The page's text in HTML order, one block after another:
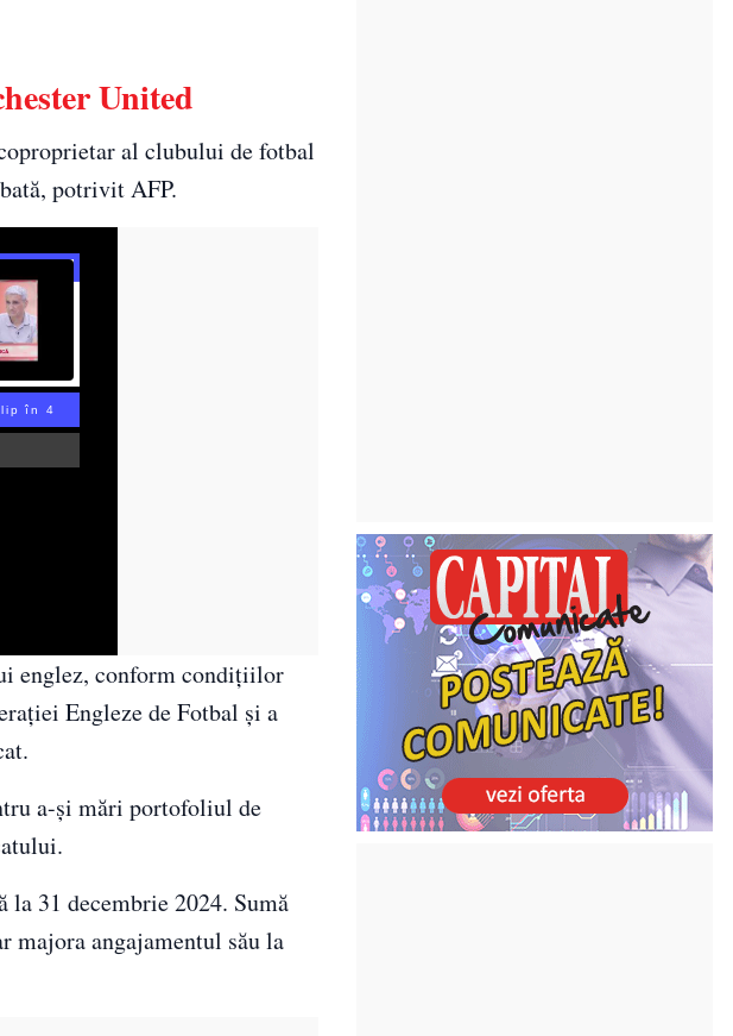
United
al clubului de fotbal
potrivit AFP.
în 3
englez, conform condițiilor
Engleze de Fotbal și a
a-și mări portofoliul de
31 decembrie 2024. Sumă
angajamentul său la